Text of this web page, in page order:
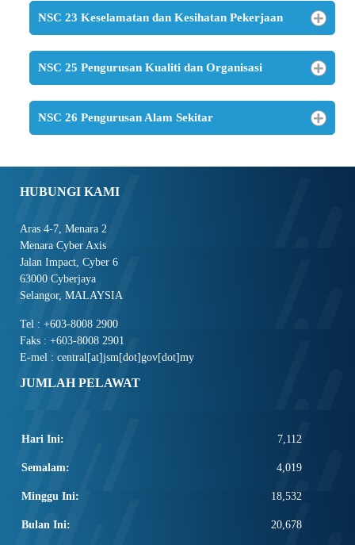
NSC 23 Keselamatan dan Kesihatan Pekerjaan
NSC 25 Pengurusan Kualiti dan Organisasi
NSC 26 Pengurusan Alam Sekitar
HUBUNGI KAMI
Aras 4-7, Menara 2
Menara Cyber Axis
Jalan Impact, Cyber 6
63000 Cyberjaya
Selangor, MALAYSIA
Tel : +603-8008 2900
Faks : +603-8008 2901
E-mel : central[at]jsm[dot]gov[dot]my
JUMLAH PELAWAT
Hari Ini: 7,112
Semalam: 4,019
Minggu Ini: 18,532
Bulan Ini: 20,678